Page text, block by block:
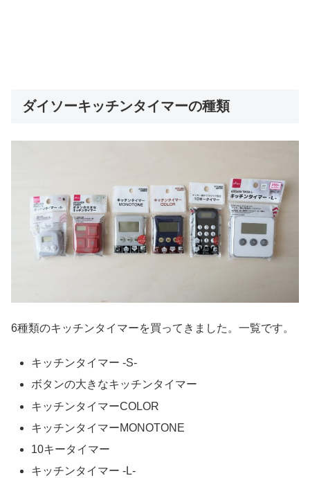
ダイソーキッチンタイマーの種類
6種類のキッチンタイマーを買ってきました。一覧です。
キッチンタイマー -S-
ボタンの大きなキッチンタイマー
キッチンタイマーCOLOR
キッチンタイマーMONOTONE
10キータイマー
キッチンタイマー -L-